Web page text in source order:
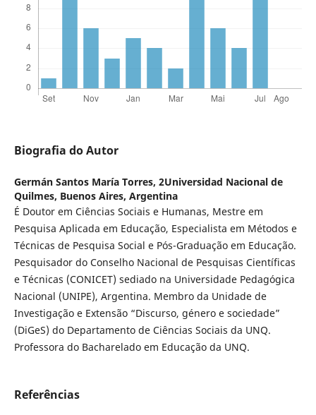
Biografia do Autor
Germán Santos María Torres, 2Universidad Nacional de
Quilmes, Buenos Aires, Argentina
É Doutor em Ciências Sociais e Humanas, Mestre em
Pesquisa Aplicada em Educação, Especialista em Métodos e
Técnicas de Pesquisa Social e Pós-Graduação em Educação.
Pesquisador do Conselho Nacional de Pesquisas Científicas
e Técnicas (CONICET) sediado na Universidade Pedagógica
Nacional (UNIPE), Argentina. Membro da Unidade de
Investigação e Extensão “Discurso, género e sociedade”
(DiGeS) do Departamento de Ciências Sociais da UNQ.
Professora do Bacharelado em Educação da UNQ.
Referências